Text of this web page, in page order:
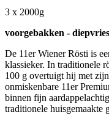
3 x 2000g
voorgebakken - diepvries
De 11er Wiener Rösti is
klassieker. In traditionele
100 g overtuigt hij met
onmiskenbare 11er
binnen fijn
traditionele huisgemaakte